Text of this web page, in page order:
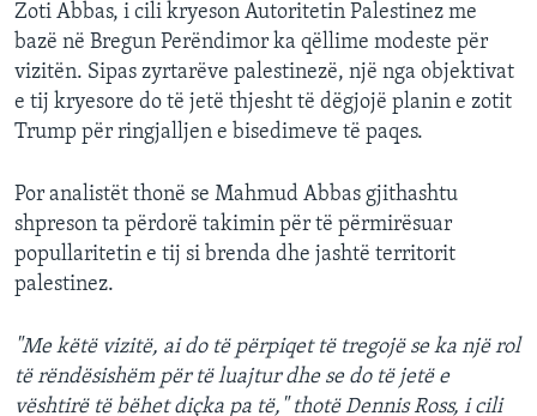
Zoti Abbas, i cili kryeson Autoritetin Palestinez me
bazë në Bregun Perëndimor ka qëllime modeste për
vizitën. Sipas zyrtarëve palestinezë, një nga objektivat
e tij kryesore do të jetë thjesht të dëgjojë planin e zotit
Trump për ringjalljen e bisedimeve të paqes.
Por analistët thonë se Mahmud Abbas gjithashtu
shpreson ta përdorë takimin për të përmirësuar
popullaritetin e tij si brenda dhe jashtë territorit
palestinez.
"Me këtë vizitë, ai do të përpiqet të tregojë se ka një rol
të rëndësishëm për të luajtur dhe se do të jetë e
vështirë të bëhet diçka pa të," thotë Dennis Ross, i cili